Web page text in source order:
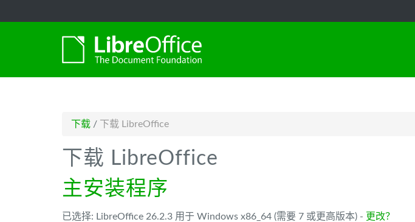
下载 / 下载 LibreOffice
下载 LibreOffice
主安装程序
已选择: LibreOffice 26.2.3 用于 Windows x86_64 (需要 7 或更高版本) - 更改？